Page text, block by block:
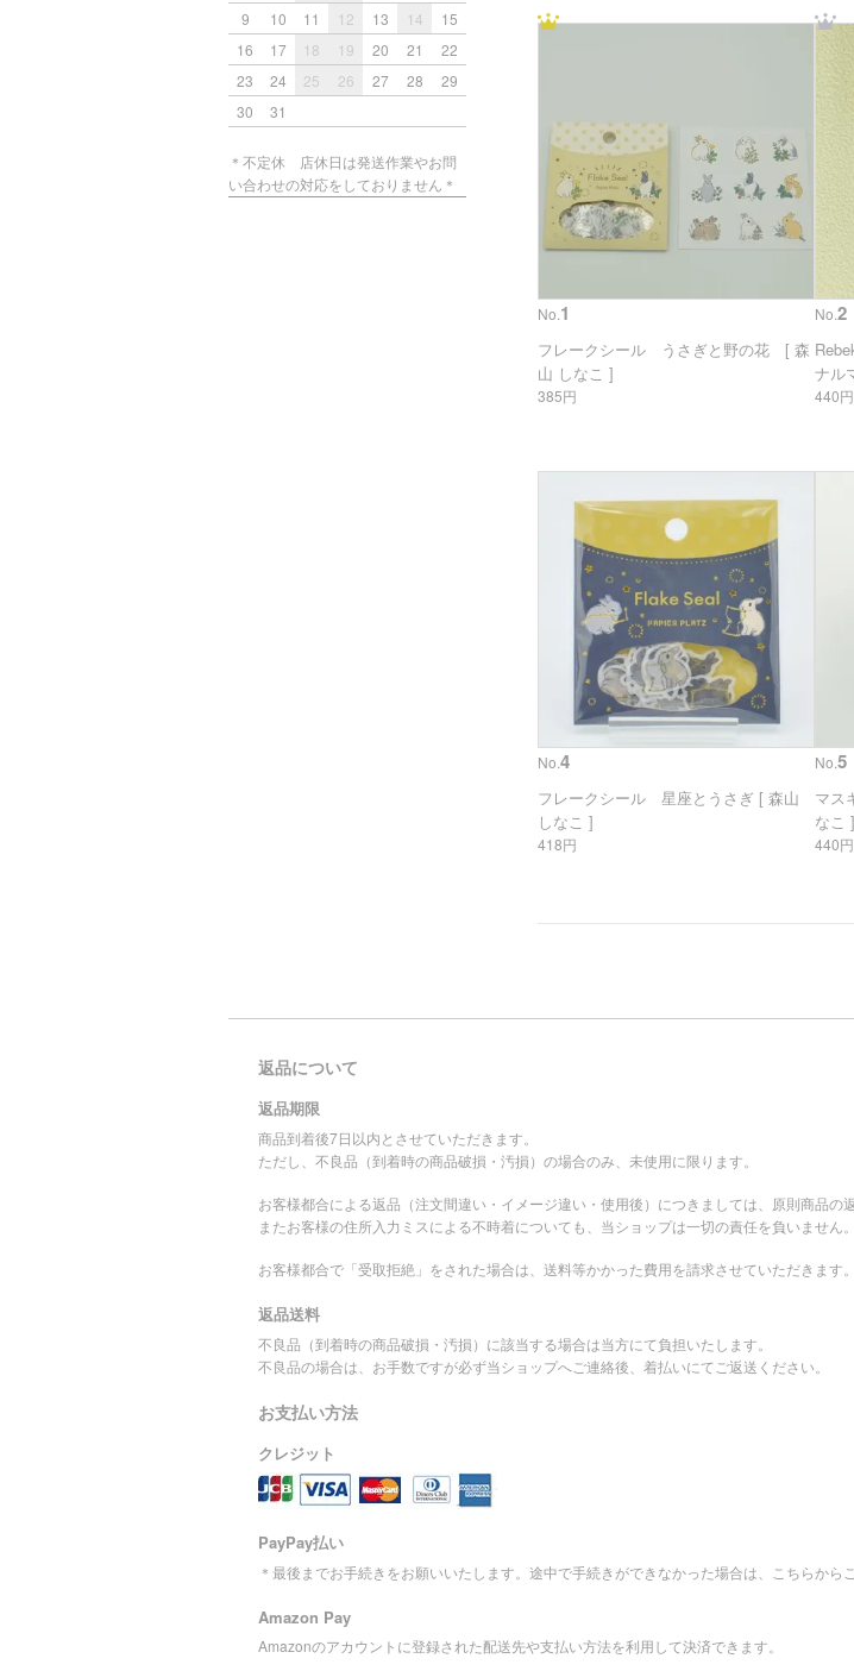
No. 1
フレークシール うさぎと野の花 [ 森
山 しなこ ]
385円
No. 2
ナル
440円
No. 4
フレークシール 星座とうさぎ [ 森山
しなこ ]
418円
No. 5
マス
なこ ]
440円
9
10 11 12 13 14
15
16
17 18 19 20 21
22
23
24 25 26 27 28
29
30
31
＊不定休 店休日は発送作業やお問
い合わせの対応をしておりません＊
返品について
返品期限
商品到着後7日以内とさせていただきます。
ただし、不良品（到着時の商品破損・汚損）の場合のみ、未使用に限ります。
お客様都合による返品（注文間違い・イメージ違い・使用後）につきましては、原則商品の
またお客様の住所入力ミスによる不時着についても、当ショップは一切の責任を負いません。
お客様都合で「受取拒絶」をされた場合は、送料等かかった費用を請求させていただきます。
返品送料
不良品（到着時の商品破損・汚損）に該当する場合は当方にて負担いたします。
不良品の場合は、お手数ですが必ず当ショップへご連絡後、着払いにてご返送ください。
お支払い方法
クレジット
PayPay払い
＊最後までお手続きをお願いいたします。途中で手続きができなかった場合は、こちらから
Amazon Pay
Amazonのアカウントに登録された配送先や支払い方法を利用して決済できます。